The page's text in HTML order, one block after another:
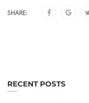
SHARE:
RECENT POSTS